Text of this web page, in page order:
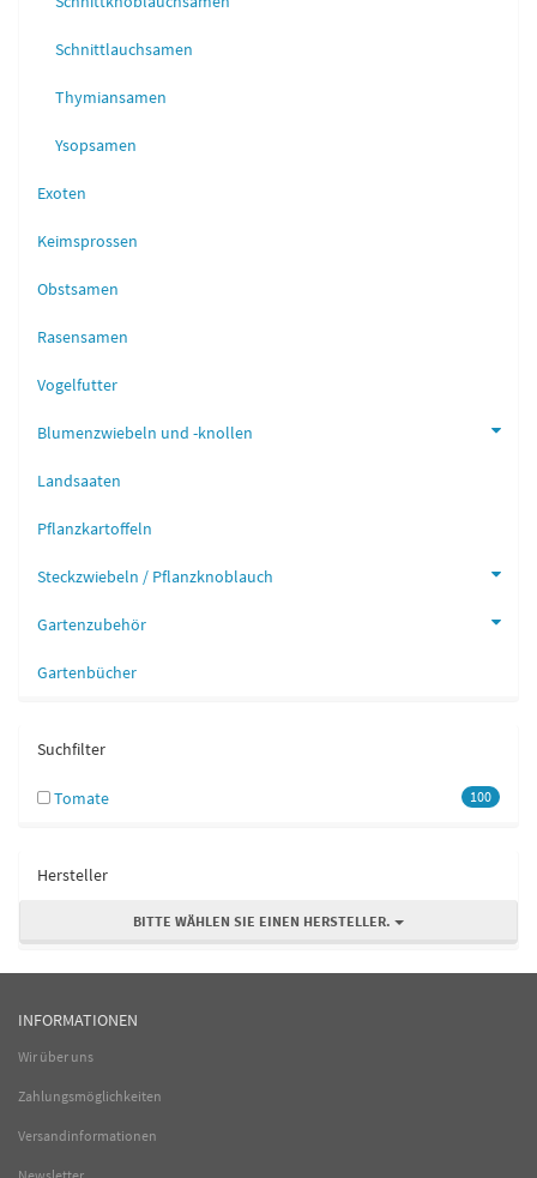
Schnittlauchsamen
Thymiansamen
Ysopsamen
Exoten
Keimsprossen
Obstsamen
Rasensamen
Vogelfutter
Blumenzwiebeln und -knollen
Landsaaten
Pflanzkartoffeln
Steckzwiebeln / Pflanzknoblauch
Gartenzubehör
Gartenbücher
Suchfilter
100
Tomate
Hersteller
BITTE WÄHLEN SIE EINEN HERSTELLER.
INFORMATIONEN
Wir über uns
Zahlungsmöglichkeiten
Versandinformationen